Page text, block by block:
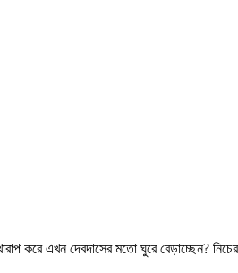
করে এখন দেবদাসের মতো ঘুরে বেড়াচ্ছেন?